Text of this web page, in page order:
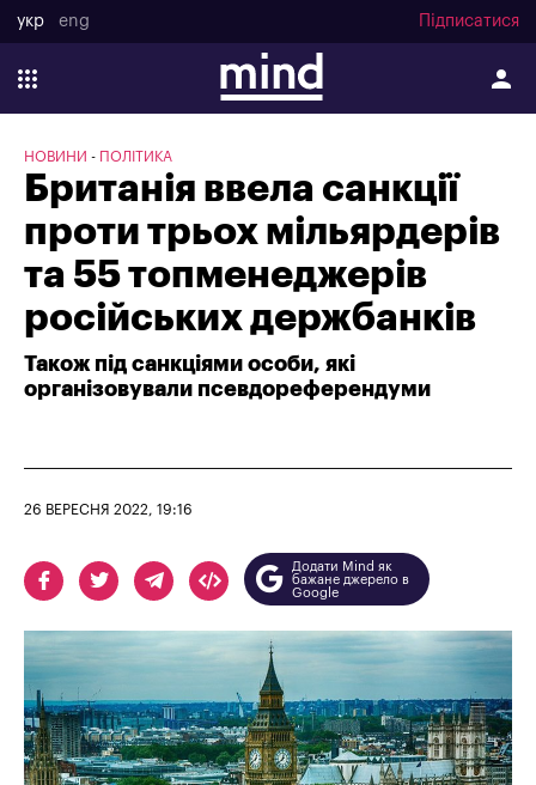
укр eng Підписатися
НОВИНИ ПОЛІТИКА
Британія ввела санкції
проти трьох мільярдерів
та 55 топменеджерів
російських держбанків
Також під санкціями особи, які
організовували псевдореферендуми
26 ВЕРЕСНЯ 2022, 19:16
Додати Mind як
бажане джерело в
Google